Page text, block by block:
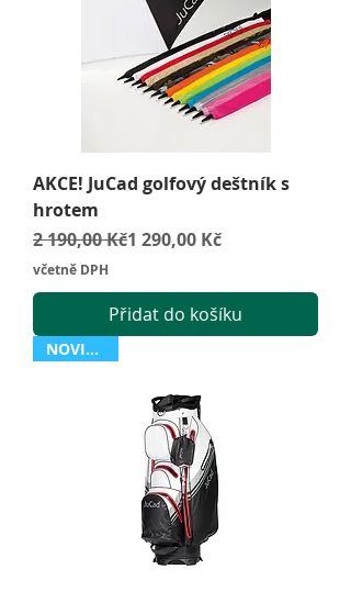
AKCE! JuCad golfový deštník s
hrotem
Běžná cena
2 190,00 Kč
Zvýhodněná cena
1 290,00 Kč
včetně DPH
Přidat do košíku
NOVINKA !